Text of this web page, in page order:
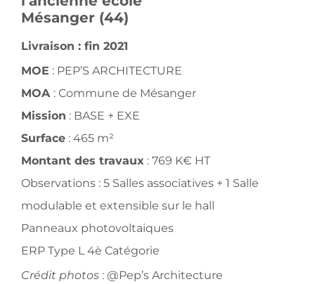
Mésanger (44)
Livraison : fin 2021
MOE : PEP’S ARCHITECTURE
MOA : Commune de Mésanger
Mission : BASE + EXE
Surface: 465 m²
Montant des travaux : 769 K€ HT
Observations : 5 Salles associatives + 1 Salle
modulable et extensible sur le hall
Panneaux photovoltaiques
ERP Type L 4è Catégorie
Crédit photos: @Pep’s Architecture